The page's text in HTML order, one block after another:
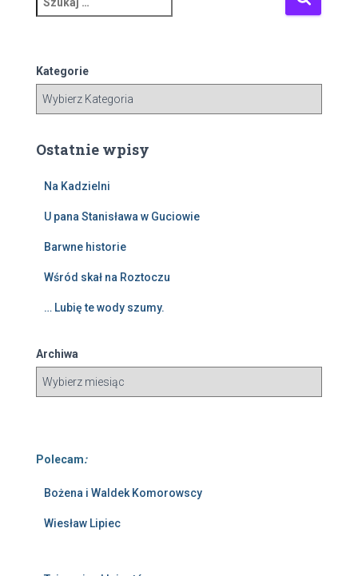
z
a
j
Kategorie
Ostatnie wpisy
Na Kadzielni
U pana Stanisława w Guciowie
Barwne historie
Wśród skał na Roztoczu
… Lubię te wody szumy.
Archiwa
Polecam:
Bożena i Waldek Komorowscy
Wiesław Lipiec